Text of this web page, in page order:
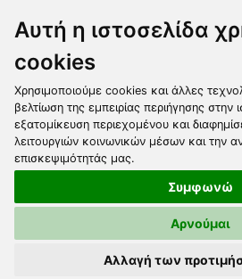
Αυτή η ιστοσελίδα
cookies
Χρησιμοποιούμε cookies και άλλες
βελτίωση της εμπειρίας περιήγησης στην
εξατομίκευση περιεχομένου και
λειτουργιών κοινωνικών μέσων και την
επισκεψιμότητάς μας.
Συμφωνώ
Αρνούμαι
Αλλαγή των